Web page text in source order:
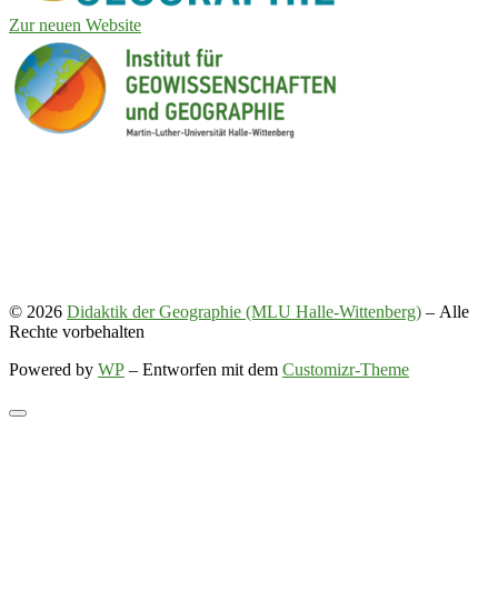
Zur neuen Website
© 2026 Didaktik der Geographie (MLU Halle-Wittenberg) – Alle
Rechte vorbehalten
Powered by WP – Entworfen mit dem Customizr-Theme